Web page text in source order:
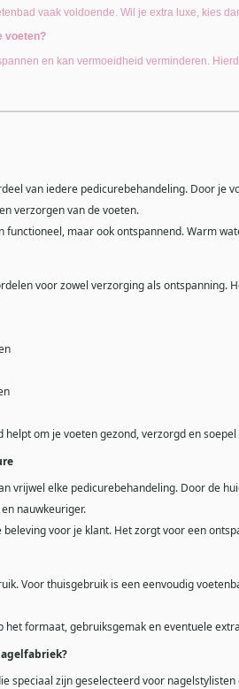
vaak voldoende. Wil je extra luxe, kies
voeten?
en kan vermoeidheid verminderen.
van iedere pedicurebehandeling. Door
verzorgen van de voeten.
functioneel, maar ook ontspannend. Warm
voor zowel verzorging als
helpt om je voeten gezond, verzorgd en
vrijwel elke pedicurebehandeling. Door de
nauwkeuriger.
voor je klant. Het zorgt voor een
Voor thuisgebruik is een eenvoudig
het formaat, gebruiksgemak en eventuele
speciaal zijn geselecteerd voor